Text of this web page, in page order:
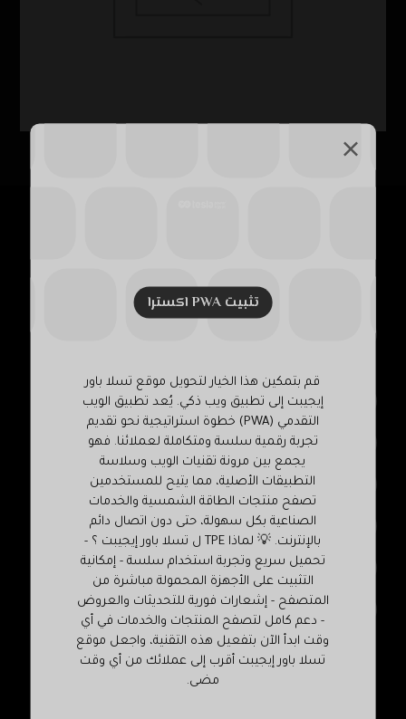
تثبيت PWA اکسترا
قم بتمكين هذا الخيار لتحويل موقع تسلا باور
إيجيبت إلى تطبيق ويب ذكي. يُعد تطبيق الويب
التقدمي (PWA) خطوة استراتيجية نحو تقديم
تجربة رقمية سلسة ومتكاملة لعملائنا. فهو
يجمع بين مرونة تقنيات الويب وسلاسة
التطبيقات الأصلية، مما يتيح للمستخدمين
تصفح منتجات الطاقة الشمسية والخدمات
الصناعية بكل سهولة، حتى دون اتصال دائم
بالإنترنت. 💡 لماذا TPE ل تسلا باور إيجيبت ؟ -
تحميل سريع وتجربة استخدام سلسة - إمكانية
التثبيت على الأجهزة المحمولة مباشرة من
المتصفح - إشعارات فورية للتحديثات والعروض
- دعم كامل لتصفح المنتجات والخدمات في أي
وقت ابدأ الآن بتفعيل هذه التقنية، واجعل موقع
تسلا باور إيجيبت أقرب إلى عملائك من أي وقت
مضى.
هاتف : ٢٣٣٨٨٠٢٤١-(٢+)
موبايل : ٠١٠٣٣٣٣٩٠٠٢(٢+) – ٠١٠٦٢٢٢٢٨٨٩(٢+)
info@tesla-egypt.com
sales@tesla-egypt.com
www.tesla-egypt.com
teslapoweregypt@
أخبار